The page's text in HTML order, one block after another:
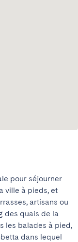
pour séjourner
ville à pieds, et
artisans ou
des quais de la
les balades à pied,
dans lequel